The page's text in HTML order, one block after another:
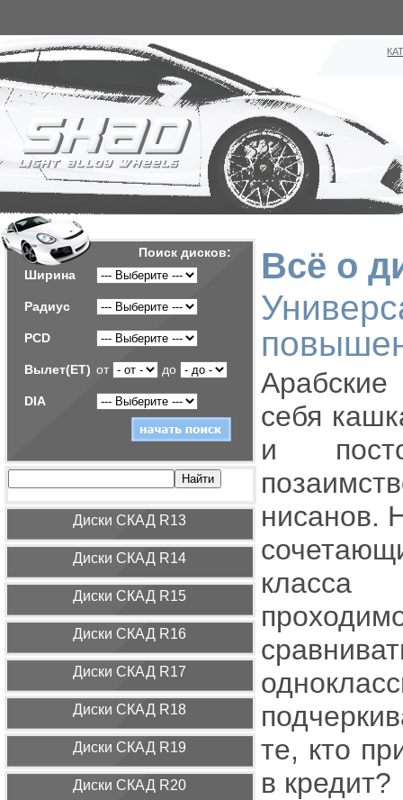
Поиск дисков:
Ширина
Радиус
PCD
Вылет(ET) от до
DIA
Диcки СКАД R13
Диcки СКАД R14
Диcки СКАД R15
Диcки СКАД R16
Диcки СКАД R17
Диcки СКАД R18
Диcки СКАД R19
Диcки СКАД R20
Всё о
себя
и
нисанов.
класса
те, кто
в кредит?